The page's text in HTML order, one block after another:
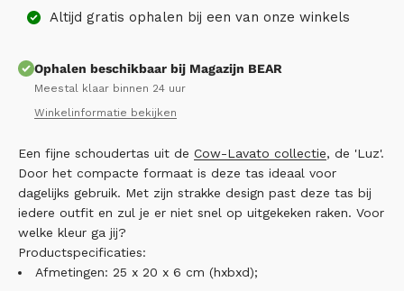
Altijd gratis ophalen bij een van onze winkels
Ophalen beschikbaar bij Magazijn BEAR
Meestal klaar binnen 24 uur
Winkelinformatie bekijken
Een fijne schoudertas uit de Cow-Lavato collectie, de 'Luz'.
Door het compacte formaat is deze tas ideaal voor
dagelijks gebruik. Met zijn strakke design past deze tas bij
iedere outfit en zul je er niet snel op uitgekeken raken. Voor
welke kleur ga jij?
Productspecificaties:
Afmetingen: 25 x 20 x 6 cm (hxbxd);